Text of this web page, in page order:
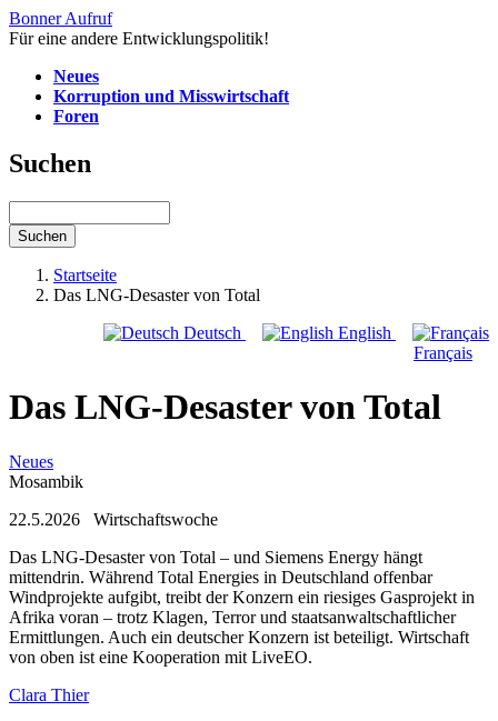
Direkt
zum
Bonner Aufruf
Für eine andere Entwicklungspolitik!
Untermenü
Neues
Korruption und Misswirtschaft
Foren
Suchen
Startseite
Das LNG-Desaster von Total
Deutsch
English
Français
Das LNG-Desaster von Total
Neues
Mosambik
22.5.2026 Wirtschaftswoche
Das LNG-Desaster von Total – und Siemens Energy hängt
mittendrin. Während Total Energies in Deutschland offenbar
Windprojekte aufgibt, treibt der Konzern ein riesiges Gasprojekt in
Afrika voran – trotz Klagen, Terror und staatsanwaltschaftlicher
Ermittlungen. Auch ein deutscher Konzern ist beteiligt. Wirtschaft
von oben ist eine Kooperation mit LiveEO.
Clara Thier